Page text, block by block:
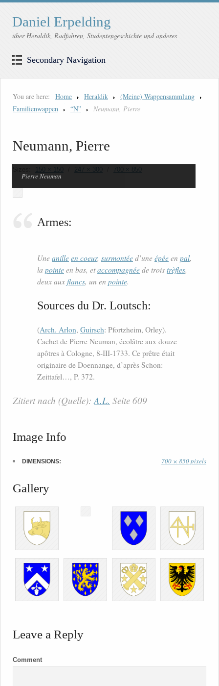
Daniel Erpelding
über Heraldik, Radfahren, Studentengeschichte und anderes
Secondary Navigation
You are here: Home Heraldik
(Meine) Wappensammlung
Familienwappen
“N” Neumann, Pierre
Neumann, Pierre
150 × 150 247 × 300 700 × 850
Pierre Neuman
Armes:
Uneanilleen coeur, surmontéed’uneépéeen pal,
la pointeen bas, etaccompagnéede troistrèfles,
deux auxflancs, un en pointe.
Sources du Dr. Loutsch:
(Arch. Arlon, Guirsch: Pfortzheim, Orley).
Cachet de Pierre Neuman, écolâtre aux douze
apôtres à Cologne, 8-III-1733. Ce prêtre était
originaire de Doennange, d’après Schon:
Zeittafel…, P. 372.
Zitiert nach (Quelle):A.L. Seite 609
Image Info
DIMENSIONS: 700 × 850 pixels
Gallery
Leave a Reply
Comment